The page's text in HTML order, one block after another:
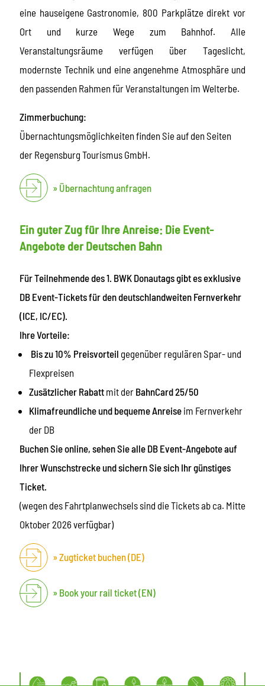
eine hauseigene Gastronomie, 800 Parkplätze direkt vor
Ort und kurze Wege zum Bahnhof. Alle
Veranstaltungsräume verfügen über Tageslicht,
modernste Technik und eine angenehme Atmosphäre und
den passenden Rahmen für Veranstaltungen im Welterbe.
Zimmerbuchung:
Übernachtungsmöglichkeiten finden Sie auf den Seiten
der Regensburg Tourismus GmbH.
Übernachtung anfragen
Ein guter Zug für Ihre Anreise: Die Event-
Angebote der Deutschen Bahn
Für Teilnehmende des 1. BWK Donautags gibt es exklusive
DB Event-Tickets für den deutschlandweiten Fernverkehr
(ICE, IC/EC).
Ihre Vorteile:
Bis zu 10% Preisvorteil gegenüber regulären Spar- und
Flexpreisen
Zusätzlicher Rabatt mit der BahnCard 25/50
Klimafreundliche und bequeme Anreise im Fernverkehr
der DB
Buchen Sie online, sehen Sie alle DB Event-Angebote auf
Ihrer Wunschstrecke und sichern Sie sich Ihr günstiges
Ticket.
(wegen des Fahrtplanwechsels sind die Tickets ab ca. Mitte
Oktober 2026 verfügbar)
Zugticket buchen (DE)
Book your rail ticket (EN)